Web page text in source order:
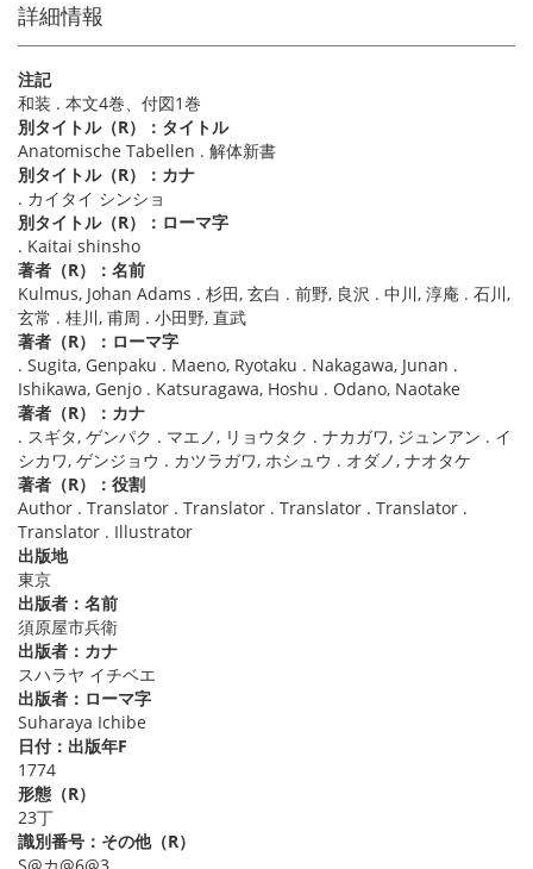
詳細情報
注記
和装 . 本文4巻、付図1巻
別タイトル（R）：タイトル
Anatomische Tabellen . 解体新書
別タイトル（R）：カナ
. カイタイ シンショ
別タイトル（R）：ローマ字
. Kaitai shinsho
著者（R）：名前
Kulmus, Johan Adams . 杉田, 玄白 . 前野, 良沢 . 中川, 淳庵 . 石川,
玄常 . 桂川, 甫周 . 小田野, 直武
著者（R）：ローマ字
. Sugita, Genpaku . Maeno, Ryotaku . Nakagawa, Junan .
Ishikawa, Genjo . Katsuragawa, Hoshu . Odano, Naotake
著者（R）：カナ
. スギタ, ゲンパク . マエノ, リョウタク . ナカガワ, ジュンアン . イ
シカワ, ゲンジョウ . カツラガワ, ホシュウ . オダノ, ナオタケ
著者（R）：役割
Author . Translator . Translator . Translator . Translator .
Translator . Illustrator
出版地
東京
出版者：名前
須原屋市兵衛
出版者：カナ
スハラヤ イチベエ
出版者：ローマ字
Suharaya Ichibe
日付：出版年F
1774
形態（R）
23丁
識別番号：その他（R）